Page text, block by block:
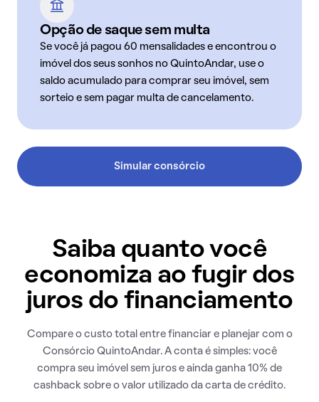
Opção de saque sem multa
Se você já pagou 60 mensalidades e encontrou o
imóvel dos seus sonhos no QuintoAndar, use o
saldo acumulado para comprar seu imóvel, sem
sorteio e sem pagar multa de cancelamento.
Simular consórcio
Saiba quanto você
economiza ao fugir dos
juros do financiamento
Compare o custo total entre financiar e planejar com o
Consórcio QuintoAndar. A conta é simples: você
compra seu imóvel sem juros e ainda ganha 10% de
cashback sobre o valor utilizado da carta de crédito.